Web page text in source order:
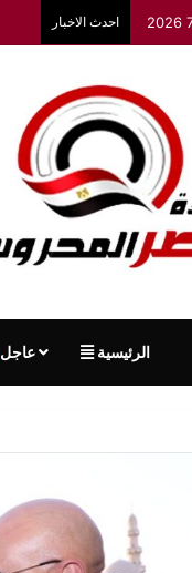
احدث الاخبار
الرئيسية عاجل